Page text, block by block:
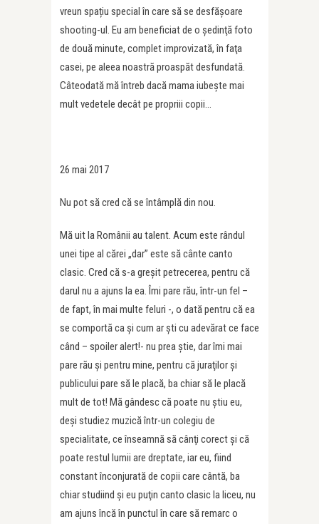
vreun spațiu special în care să se desfăşoare
shooting-ul. Eu am beneficiat de o şedinţă foto
de două minute, complet improvizată, în faţa
casei, pe aleea noastră proaspăt desfundată.
Câteodată mă întreb dacă mama iubeşte mai
mult vedetele decât pe propriii copii…
26 mai 2017
Nu pot să cred că se întâmplă din nou.
Mă uit la Românii au talent. Acum este rândul
unei tipe al cărei „dar” este să cânte canto
clasic. Cred că s-a greşit petrecerea, pentru că
darul nu a ajuns la ea. Îmi pare rău, într-un fel –
de fapt, în mai multe feluri -, o dată pentru că ea
se comportă ca și cum ar ști cu adevărat ce face
când – spoiler alert!- nu prea ştie, dar îmi mai
pare rău şi pentru mine, pentru că juraţilor şi
publicului pare să le placă, ba chiar să le placă
mult de tot! Mă gândesc că poate nu ştiu eu,
deși studiez muzică într-un colegiu de
specialitate, ce înseamnă să cânţi corect şi că
poate restul lumii are dreptate, iar eu, fiind
constant înconjurată de copii care cântă, ba
chiar studiind și eu puţin canto clasic la liceu, nu
am ajuns încă în punctul în care să remarc o